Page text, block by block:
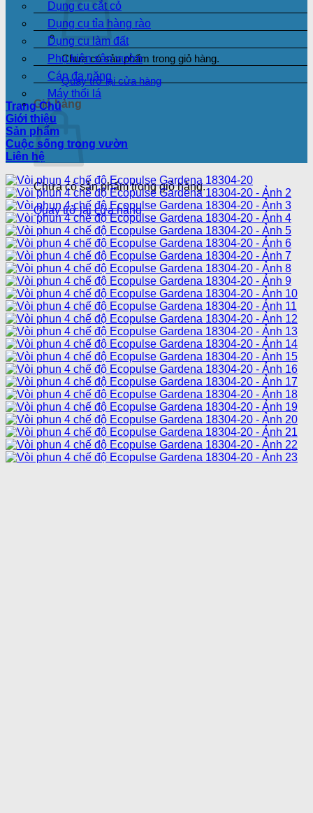
Chưa có sản phẩm trong giỏ hàng.
Quay trở lại cửa hàng
Giỏ hàng
Chưa có sản phẩm trong giỏ hàng.
Quay trở lại cửa hàng
Dụng cụ cắt cỏ
Dụng cụ tỉa hàng rào
Dụng cụ làm đất
Phụ kiện sân vườn
Cán đa năng
Máy thổi lá
Trang Chủ
Giới thiệu
Sản phẩm
Cuộc sống trong vườn
Liên hệ